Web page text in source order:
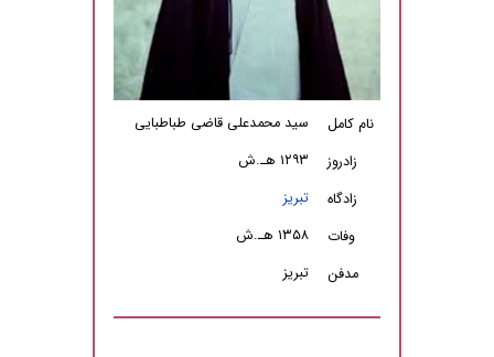
نام کامل
سید محمد­علی قاضی طباطبایی
زادروز
۱۲۹۳ هـ­.ش
زادگاه
تبریز
وفات
۱۳۵۸ هـ­.ش
مدفن
تبریز